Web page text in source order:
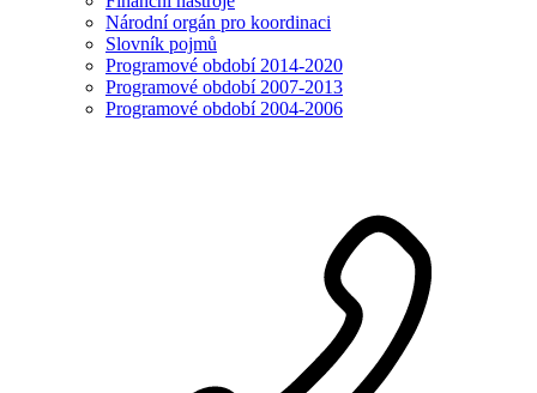
Národní orgán pro koordinaci
Slovník pojmů
Programové období 2014-2020
Programové období 2007-2013
Programové období 2004-2006